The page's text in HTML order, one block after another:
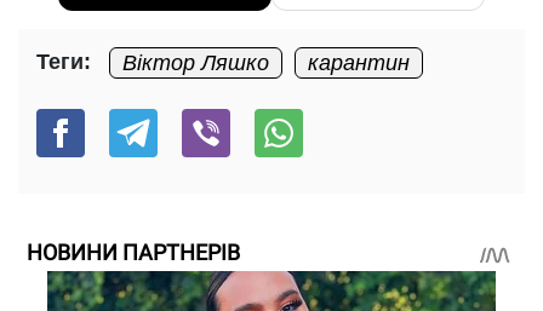
Теги: Віктор Ляшко карантин
НОВИНИ ПАРТНЕРІВ